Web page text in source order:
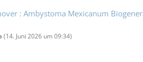
: Ambystoma Mexicanum
(14. Juni 2026 um 09:34)